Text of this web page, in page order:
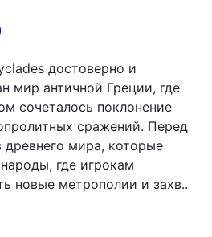
достоверно и
мир античной Греции, где
сочеталось поклонение
сражений. Перед
древнего мира, которые
где игрокам
новые метрополии и захв..